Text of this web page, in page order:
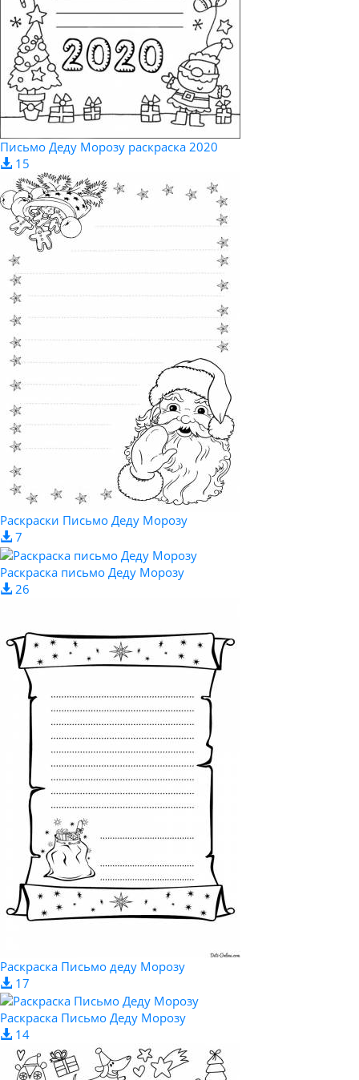
Письмо Деду Морозу раскраска 2020
15
Раскраски Письмо Деду Морозу
7
Раскраска письмо Деду Морозу
26
Раскраска Письмо деду Морозу
17
Раскраска Письмо Деду Морозу
14